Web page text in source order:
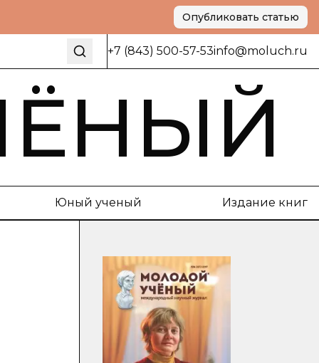
Опубликовать статью
+7 (843) 500-57-53info@moluch.ru
Юный ученый Издание книг